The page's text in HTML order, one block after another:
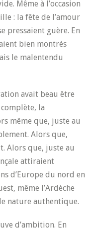
Même à l’occasion
: la fête de l’amour
pressaient guère. En
bien montrés
le malentendu
avait beau être
la
même que, juste au
Alors que,
Alors que, juste au
attiraient
d’Europe du nord en
même l’Ardèche
nature authentique.
d’ambition. En